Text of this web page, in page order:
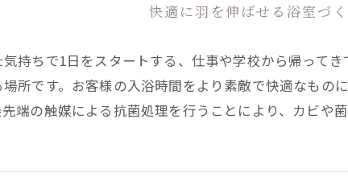
快適に羽を伸ばせる浴室づ
持ちで1日をスタートする、仕事や学校から帰って
所です。お客様の入浴時間をより素敵で快適なもの
端の触媒による抗菌処理を行うことにより、カビや